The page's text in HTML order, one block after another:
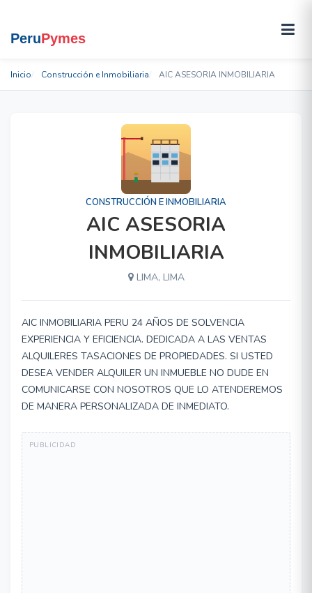
Inicio Construcción e Inmobiliaria AIC ASESORIA INMOBILIARIA
CONSTRUCCIÓN E INMOBILIARIA
AIC ASESORIA
INMOBILIARIA
LIMA, LIMA
AIC INMOBILIARIA PERU 24 AÑOS DE SOLVENCIA
EXPERIENCIA Y EFICIENCIA. DEDICADA A LAS VENTAS
ALQUILERES TASACIONES DE PROPIEDADES. SI USTED
DESEA VENDER ALQUILER UN INMUEBLE NO DUDE EN
COMUNICARSE CON NOSOTROS QUE LO ATENDEREMOS
DE MANERA PERSONALIZADA DE INMEDIATO.